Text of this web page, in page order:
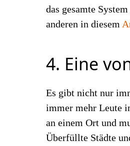
das gesamte
anderen in diesem
4. Eine
Es gibt nicht nur
immer mehr Leute
an einem Ort und
Überfüllte Städte